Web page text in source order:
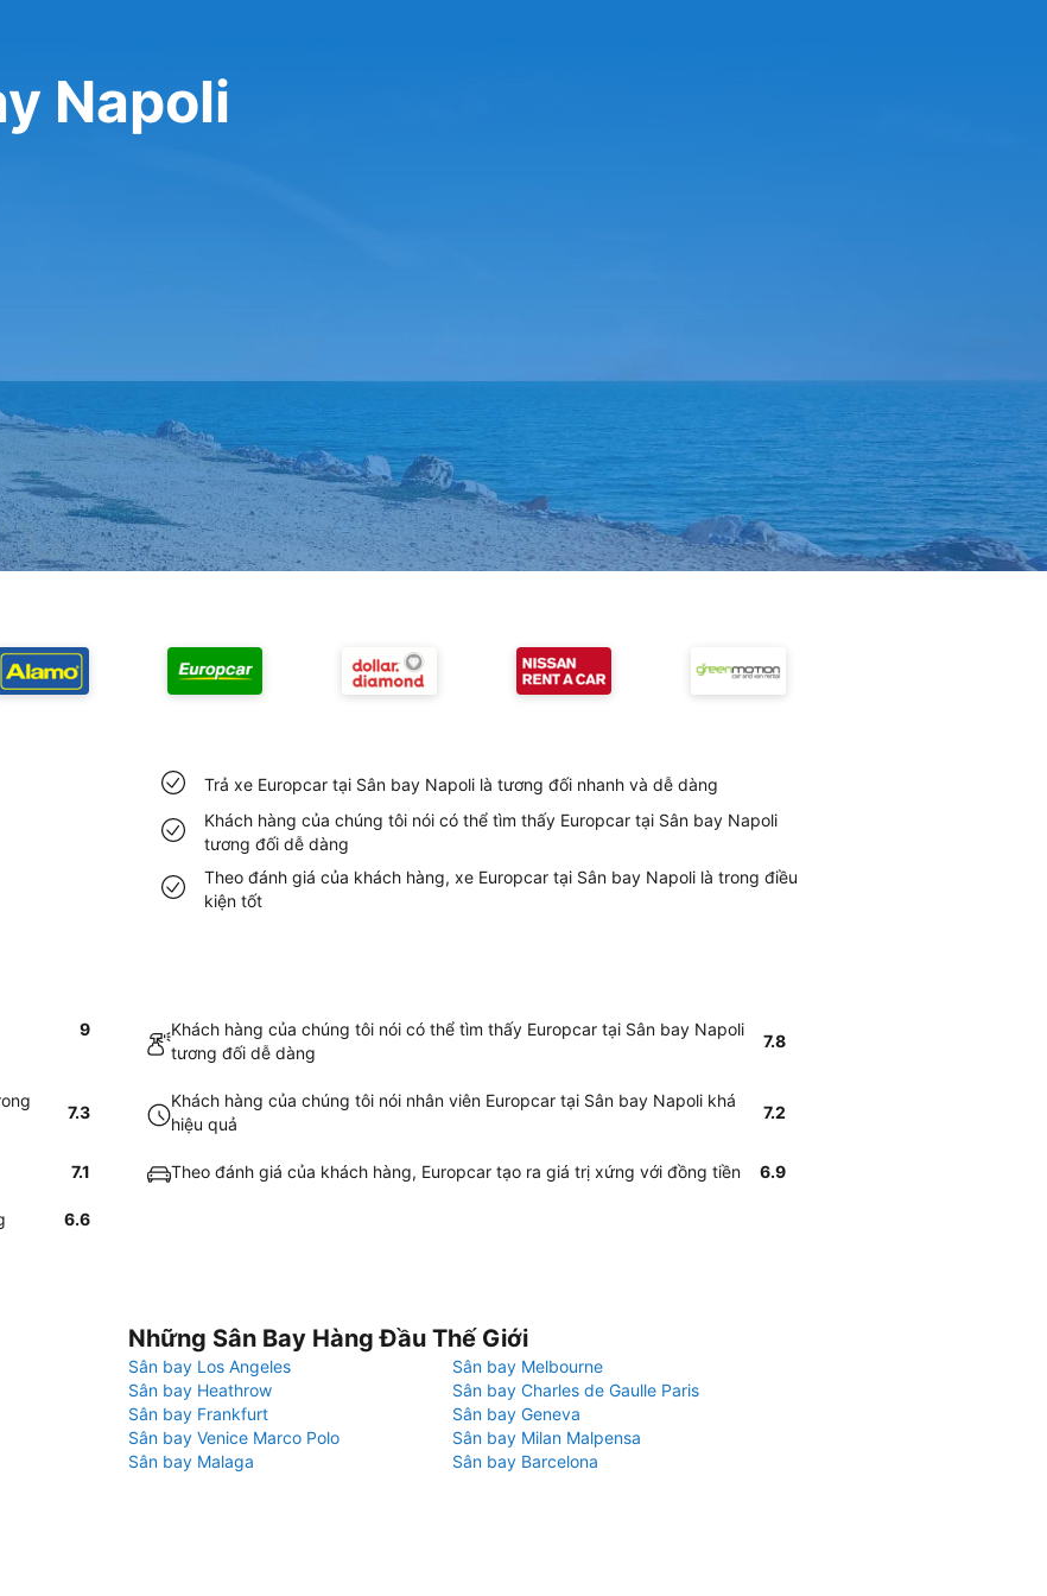
Napoli
Trả xe Europcar tại Sân bay Napoli là tương đối nhanh và dễ dàng
Khách hàng của chúng tôi nói có thể tìm thấy Europcar tại Sân bay Napoli
tương đối dễ dàng
Theo đánh giá của khách hàng, xe Europcar tại Sân bay Napoli là trong điều
kiện tốt
9
Khách hàng của chúng tôi nói có thể tìm thấy Europcar tại Sân bay Napoli
tương đối dễ dàng
7.8
7.3
Khách hàng của chúng tôi nói nhân viên Europcar tại Sân bay Napoli khá
hiệu quả
7.2
7.1 Theo đánh giá của khách hàng, Europcar tạo ra giá trị xứng với đồng tiền 6.9
6.6
Những Sân Bay Hàng Đầu Thế Giới
Sân bay Los Angeles
Sân bay Melbourne
Sân bay Heathrow
Sân bay Charles de Gaulle Paris
Sân bay Frankfurt
Sân bay Geneva
Sân bay Venice Marco Polo
Sân bay Milan Malpensa
Sân bay Malaga
Sân bay Barcelona